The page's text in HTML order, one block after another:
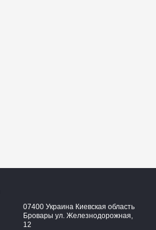
07400 Украина Киевская область
Бровары ул. Железнодорожная,
12